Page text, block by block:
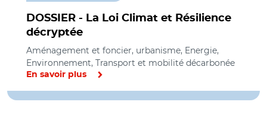
DOSSIER - La Loi Climat et Résilience
décryptée
Aménagement et foncier, urbanisme, Energie,
Environnement, Transport et mobilité décarbonée
En savoir plus